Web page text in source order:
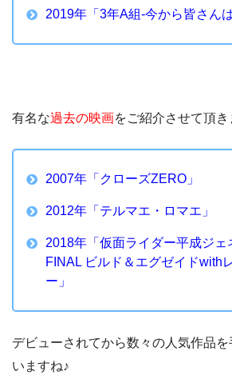
2019年「3年A組-今から皆さん
有名な過去の映画をご紹介させて頂き
2007年「クローズZERO」
2012年「テルマエ・ロマエ」
2018年「仮面ライダー平成ジェ
FINAL ビルド＆エグゼイドwith
ー」
デビューされてから数々の人気作品
いますね♪